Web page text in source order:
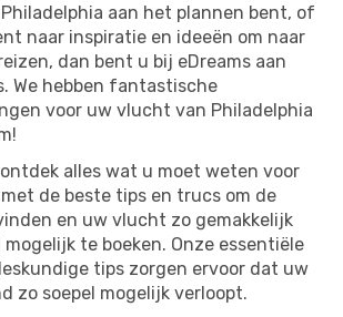
aan het plannen bent, of
naar inspiratie en ideeën om naar
dan bent u bij eDreams aan
We hebben fantastische
voor uw vlucht van Philadelphia
alles wat u moet weten voor
de beste tips en trucs om de
en uw vlucht zo gemakkelijk
te boeken. Onze essentiële
tips zorgen ervoor dat uw
zo soepel mogelijk verloopt.